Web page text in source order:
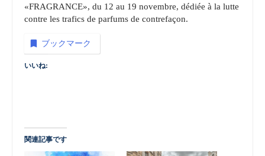
«FRAGRANCE», du 12 au 19 novembre, dédiée à la lutte
contre les trafics de parfums de contrefaçon.
ブックマーク
いいね:
関連記事です